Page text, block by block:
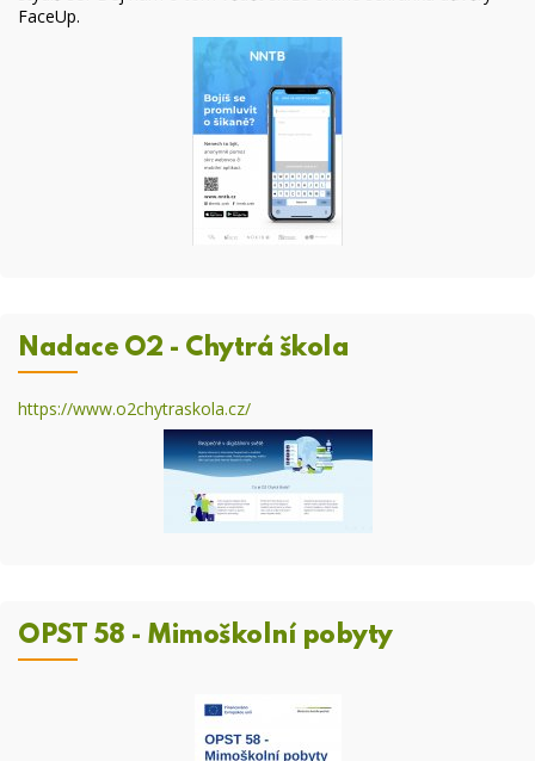
FaceUp.
Nadace O2 - Chytrá škola
https://www.o2chytraskola.cz/
OPST 58 - Mimoškolní pobyty